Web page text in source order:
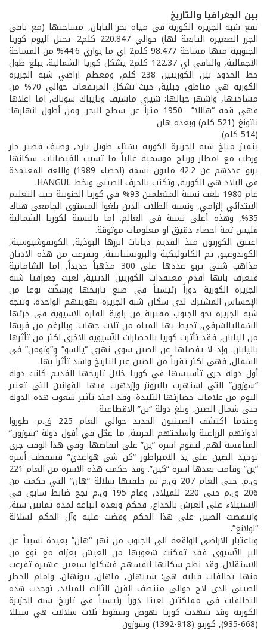
بين الجغرافيا والتاريخ
تقع شبه الجزيرة الكورية في مياه بحر اليابان, مساحتها (مع باقي
الجزر الصغيرة التابعة لها) حوالي 220.847 كلم2. تحتل اليوم كوريا
الجنوبية منها مساحة 98.477 كلم2 اي ما يوازي 44.6% من المساحة
الاجمالية, والباقي اي 122.37 كلم2 يشكل كوريا الشمالية. يبلغ طول
خط الحدود بين الكوريتين 238 كلم, ومعظم اراضي شبه الجزيرة
الكورية هي مناطق جبلية, حيث تشكل المرتفعات حوالي 70% من
مساحتها, واشهر جبالها: شيري ماسيف وتايباك سوباك, اما اعلاها
فهي قمة “هاللا” ­ 1950 متراً عن سطح البحر. ومن أطول انهارها:
ناتونغ (521 كلم) وبعده هان
(514 كلم).
يتميز مناخ شبه الجزيرة الكورية بشتاء طويل بارد, وصيف قصير حار
ورطب مع امطار ورياح موسمية غالباً ما تسبب الفيضانات. سكانها
يربو عددهم عن 42.2 مليون نسمة (احصاء 1989) واللغة المعتمدة
في البلاد هي الكورية, وتكتب بالحرف الصيني وبخط HANGUL.
عام 1980 بلغت نسبة المتعلمين 93% في كوريا الجنوبية حيث التعليم
الابتدائي إلزامي, ونسبة الطلاب الذين بلغوا المستوى الجامعي هناك
35%, وهذه أعلى نسبة في العالم. اما بالنسبة لكوريا الشمالية
فليس ثمة احصاء دقيق او معلومات موثوقة.
اعتنق الكوريون منذ القديم ديانات ابرزها البوذية, الكونفوشيوسية,
الكوندوغيو, ثم الكاثوليكية والبروتستانتية, وتفرعت من هذه الاديان
مذاهب شتى يربو عددها على 300 مذهباً جديداً, اما الشامانية
فتعرف بانها اقدم معتقدات الكوريين الدينية, لعبت جغرافيا شبه
الجزيرة الكورية دوراً رئيسياً في صنع تاريخها ورسخّت نوعا من
الإحساس المشترك لدى سكان شبه الجزيرة بهويتهم الواحدة. وتتجه
شبه الجزيرة نحو الجنوب مقتربة من زاوية القارة الاسيوية في جزئها
الشمالي­الشرقي, تحيط بها المياه من ثلاث جهات. وبالرغم من قربها
من اليابان, فقد تأثرت كوريا بالحضارات الآسيوية الاخرى اكثر من تأثرها
باليابان. وإذ لا يفصلها عن الصين سوى نهري “يالسو” و”وتومن” في
الشمال, فهي اكثر تقرباً من الصين عبر التاريخ واشد تأثراً بها.
أول دولة جرى تأسيسها في كوريا خلال تاريخها القديم كانت دولة
“شوزون” التي اشتهرت بالبرونز وإزدهرت فيها القوانين التي تعتبر
اليوم من علامات حضارتها التليدة. وقد امتد تأثير شعوب هذه الدولة
حتى شمال الصين, وبلغ دولة “ين” الاقطاعية.
وعندما اكتشف الصينيون الحديد حوالي العام 225 ق.م. طوروا
ادواتهم الزراعية وأسلحتهم الحربية, ما عجّل في أفول دولة “شوزون”
المنافسة لهم, لتقوم اسرة “ين” على انقاضها. وفي هذا الوقت جرى
توحيد الصين على يد الامبراطور “كن شي هواغدي” فسقطت أسرة
“ين” وقامت بعدها اسرة “كين”. وقد حكمت هذه الاسرة من العام 221
ق.م. حتى العام 207 ق.م ثم خلفتها سلالة “هان” التي حكمت من
206 ق.م حتى 220 للميلاد, وعام 195 ق.م نجح ضابط سابق في
الاستيلاء على العرش بالخداع, فحكم وبعده اتباعه لمدة ثمانين سنة,
وانتفضت الصين على هذا الحكم وقضت عليه وآل الحكم لسلالة
“لولانغ”.
وباعتبار الاراضي الواقعة الى الجنوب من نهر “هان” بعيدة نسبياً عن
البر الآسيوي فقد تمكنت شعوبها من العيش بعزلة مع نوع من
الاستقلال. وقد نظم سكانها انفسهم فشكلوا سبعين عشيرة تفرعت
منها تحالفات قبلية هي: شينهان, ماهان, بيونهان. وامام الخطر
الصيني الذي لاح حوالي منتصف القرن الثالث للميلاد, توحدت هذه
التحالفات في مملكتين لعبتا دوراً رئيسياً في تاريخ شبه الجزيرة
الكورية وقد شهدت كوريا نهوض وسقوط ثلاث سلالات هي سيللا
(668-­935), كوريو (918-­1392) وشوزون